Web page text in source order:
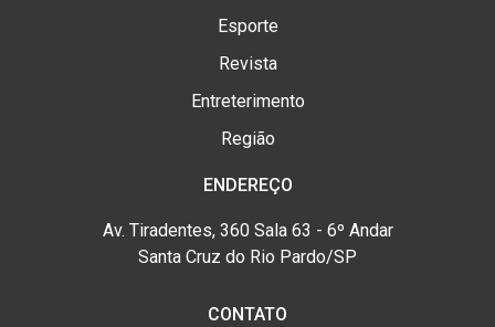
Esporte
Revista
Entreterimento
Região
ENDEREÇO
Av. Tiradentes, 360 Sala 63 - 6º Andar
Santa Cruz do Rio Pardo/SP
CONTATO